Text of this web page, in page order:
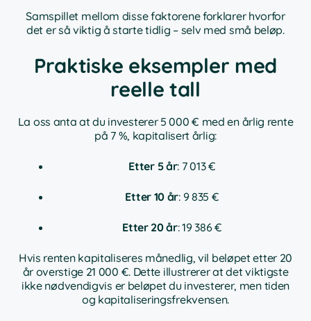
Samspillet mellom disse faktorene forklarer hvorfor
det er så viktig å starte tidlig – selv med små beløp.
Praktiske eksempler med
reelle tall
La oss anta at du investerer 5 000 € med en årlig rente
på 7 %, kapitalisert årlig:
Etter 5 år: 7 013 €
Etter 10 år: 9 835 €
Etter 20 år: 19 386 €
Hvis renten kapitaliseres månedlig, vil beløpet etter 20
år overstige 21 000 €. Dette illustrerer at det viktigste
ikke nødvendigvis er beløpet du investerer, men tiden
og kapitaliseringsfrekvensen.